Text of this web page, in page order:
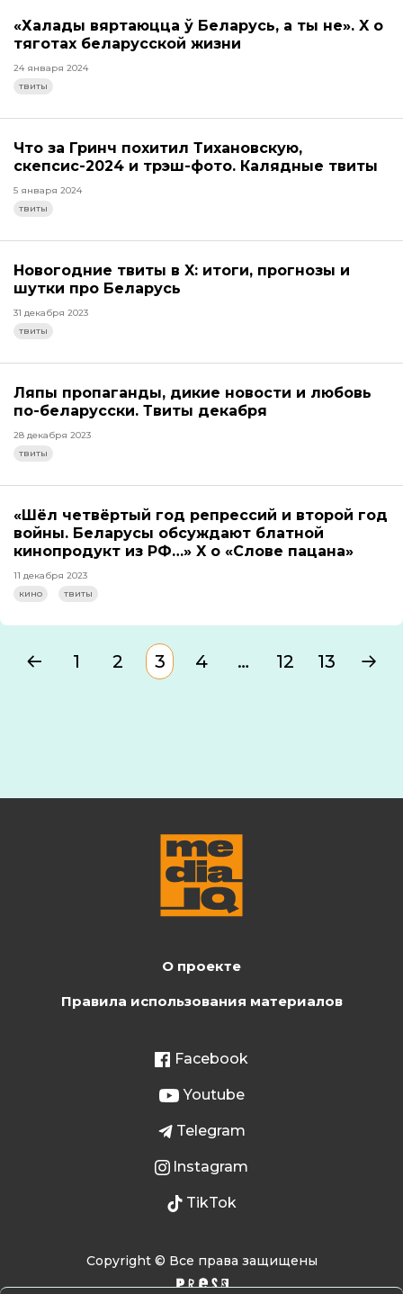
«Халады вяртаюцца ў Беларусь, а ты не». X о
тяготах беларусской жизни
24 января 2024
твиты
Что за Гринч похитил Тихановскую,
скепсис-2024 и трэш-фото. Калядные твиты
5 января 2024
твиты
Новогодние твиты в X: итоги, прогнозы и
шутки про Беларусь
31 декабря 2023
твиты
Ляпы пропаганды, дикие новости и любовь
по-беларусски. Твиты декабря
28 декабря 2023
твиты
«Шёл четвёртый год репрессий и второй год
войны. Беларусы обсуждают блатной
кинопродукт из РФ…» X о «Слове пацана»
11 декабря 2023
кино
твиты
1 2 3 4 … 12 13
О проекте
Правила использования материалов
Facebook
Youtube
Telegram
Instagram
TikTok
Copyright © Все права защищены